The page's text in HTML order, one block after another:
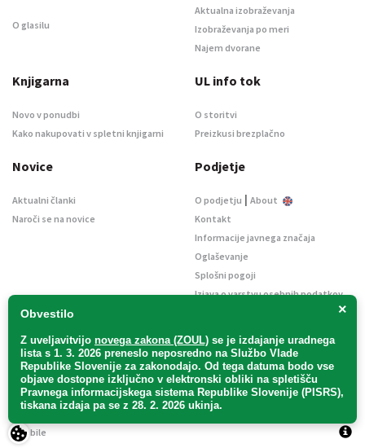
×
Obvestilo
Z uveljavitvijo novega zakona (ZOUL) se je izdajanje uradnega
lista s 1. 3. 2026 preneslo neposredno na Službo Vlade
Republike Slovenije za zakonodajo. Od tega datuma bodo vse
objave dostopne izključno v elektronski obliki na spletišču
Pravnega informacijskega sistema Republike Slovenije (PISRS),
tiskana izdaja pa se z 28. 2. 2026 ukinja.
O glasilu
Aktualna izobraževanja
Izobraževanja po meri
Najem dvorane
Knjigarna
Novo v ponudbi
Kako nakupovati v spletni knjigarni
UL info tok
O storitvi
Preizkusi brezplačno
Novice
Aktualni članki
Naroči se na novice
Podjetje
O podjetju | About
Kontakt
Informacije javnega značaja
Oglaševanje
Splošni pogoji
Izjava o varstvu osebnih podatkov
Uradni list d. o. o. – v likvidaciji / Vse pravice pridržane.
2Mobile